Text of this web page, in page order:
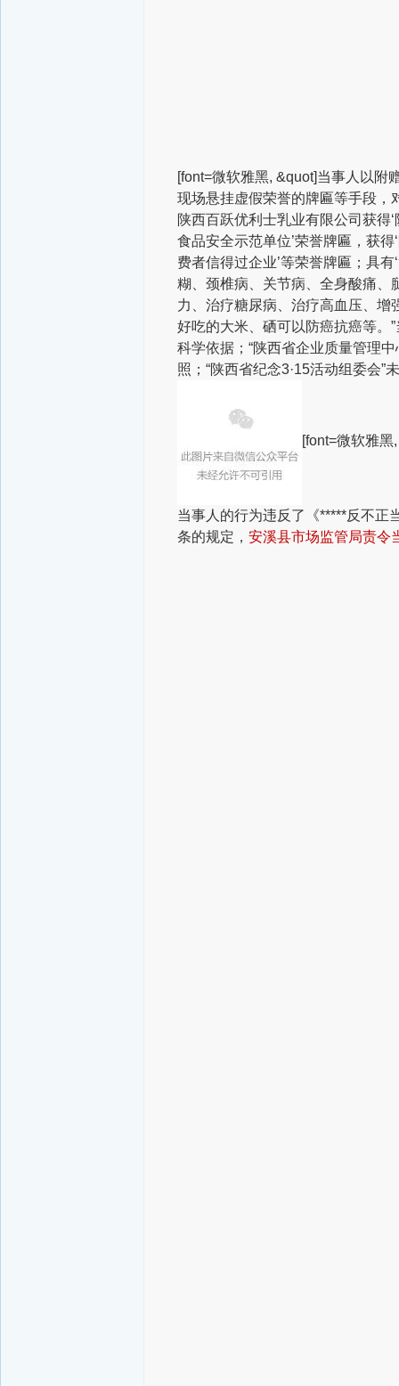
[font=微软雅黑, &quot]当事人以附
现场悬挂虚假荣誉的牌匾等手段，
陕西百跃优利士乳业有限公司获得
食品安全示范单位’荣誉牌匾，获得
费者信得过企业’等荣誉牌匾；具
糊、颈椎病、关节病、全身酸痛、
力、治疗糖尿病、治疗高血压、增
好吃的大米、硒可以防癌抗癌等。
科学依据；“陕西省企业质量管理
照；“陕西省纪念3·15活动组委会
[font=微软雅
当事人的行为违反了《*****反不正
条的规定， 安溪县市场监管局责令